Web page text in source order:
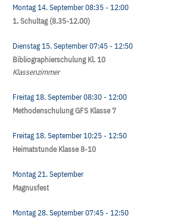
Montag 14. September08:35- 12:00
1. Schultag (8.35-12.00)
Dienstag 15. September07:45- 12:50
Bibliographierschulung Kl. 10
Klassenzimmer
Freitag 18. September08:30- 12:00
Methodenschulung GFS Klasse 7
Freitag 18. September10:25- 12:50
Heimatstunde Klasse 8-10
Montag 21. September
Magnusfest
Montag 28. September07:45- 12:50